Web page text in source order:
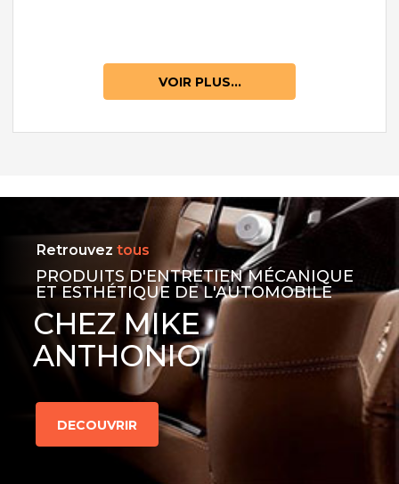
VOIR PLUS...
Retrouvez tous
PRODUITS D'ENTRETIEN MÉCANIQUE
ET ESTHÉTIQUE DE L'AUTOMOBILE
CHEZ MIKE
ANTHONIO
DECOUVRIR